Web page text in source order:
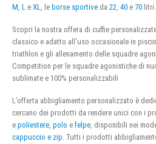
M L e XL , le borse sportive da 22 40 e 70 litri.
Scopri la nostra offera di cuffie
classico e adatto all’uso occasionale in
triathlon e gli allenamento delle squadre
Competition per le squadre agonistiche di
sublimate e 100% personalizzabili
L’offerta abbigliamento personalizzato è
cercano dei prodotti da rendere unici con i
e poliestere, polo e felpe, disponibili nei
cappuccio e zip. Tutti i prodotti